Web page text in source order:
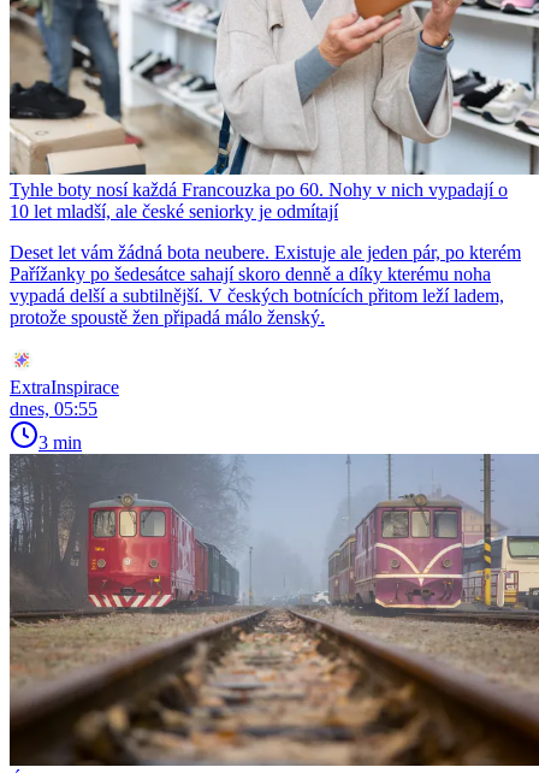
Tyhle boty nosí každá Francouzka po 60. Nohy v nich vypadají o
10 let mladší, ale české seniorky je odmítají
Deset let vám žádná bota neubere. Existuje ale jeden pár, po kterém
Pařížanky po šedesátce sahají skoro denně a díky kterému noha
vypadá delší a subtilnější. V českých botnících přitom leží ladem,
protože spoustě žen připadá málo ženský.
ExtraInspirace
dnes, 05:55
3 min